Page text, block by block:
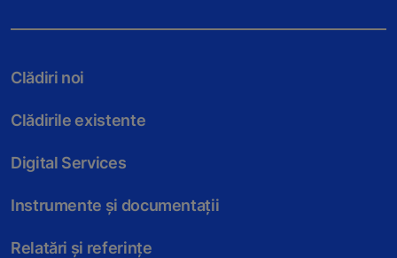
Clădiri noi
Clădirile existente
Digital Services
Instrumente și documentații
Relatări și referințe